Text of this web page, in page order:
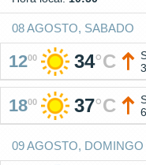
08 AGOSTO, SABADO
1200 34°C
1800 37°C
09 AGOSTO, DOMINGO